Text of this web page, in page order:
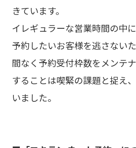
きています。
イレギュラーな営業時間の中
予約したいお客様を逃さない
間なく予約受付枠数をメンテ
することは喫緊の課題と捉え
いました。